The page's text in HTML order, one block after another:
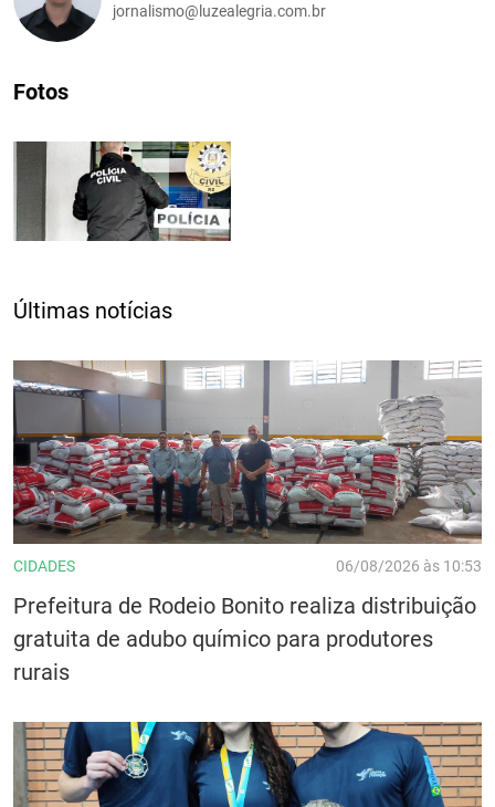
jornalismo@luzealegria.com.br
Fotos
Últimas notícias
CIDADES 06/08/2026 às 10:53
Prefeitura de Rodeio Bonito realiza distribuição
gratuita de adubo químico para produtores
rurais